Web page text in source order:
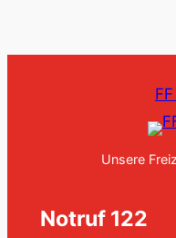
Unsere
Notruf 122